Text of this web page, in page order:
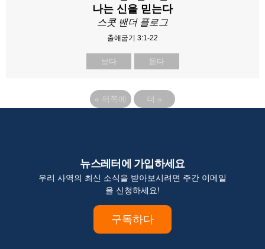
나는 신을 믿는다
스콧 밴더 플로그
출애굽기 3:1-22
보다 듣다
« 뒤쪽에 더 »
뉴스레터에 가입하세요
우리 사역의 최신 소식을 받아보시려면 주간 이메일
을 신청하세요!
구독하다